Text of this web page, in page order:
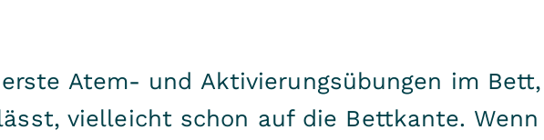
Atem- und Aktivierungsübungen im
vielleicht schon auf die Bettkante.